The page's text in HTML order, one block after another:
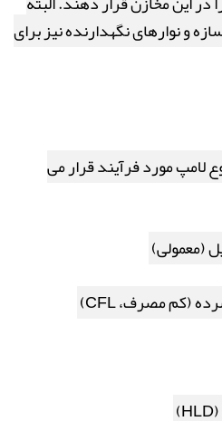
و نوارهای نگهدارنده نیز برای
لامپ مورد فرآیند قرار می
(معمولی)
(کم مصرف،CFL
)
HLD
)